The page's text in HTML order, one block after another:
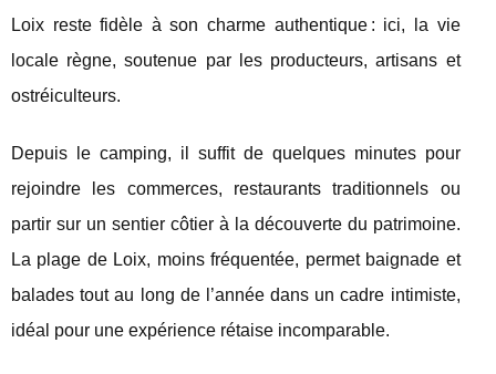
Loix reste fidèle à son charme authentique : ici, la vie
locale règne, soutenue par les producteurs, artisans et
ostréiculteurs.
Depuis le camping, il suffit de quelques minutes pour
rejoindre les commerces, restaurants traditionnels ou
partir sur un sentier côtier à la découverte du patrimoine.
La plage de Loix, moins fréquentée, permet baignade et
balades tout au long de l’année dans un cadre intimiste,
idéal pour une expérience rétaise incomparable.